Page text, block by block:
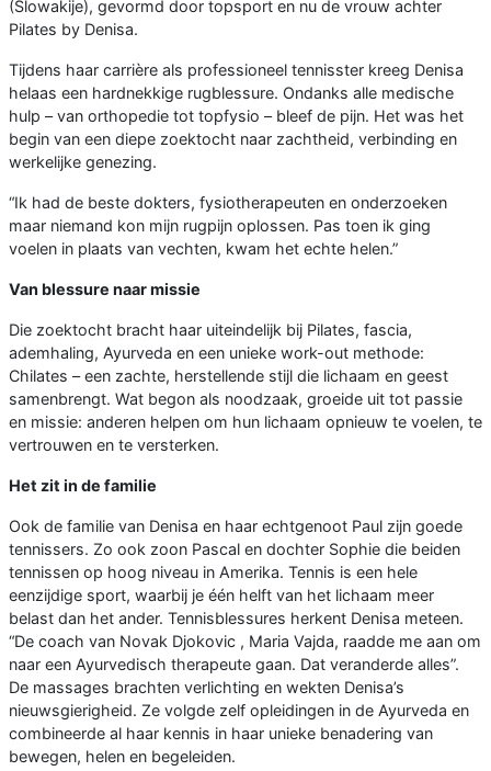
(Slowakije), gevormd door topsport en nu de vrouw achter
Pilates by Denisa.
Tijdens haar carrière als professioneel tennisster kreeg Denisa
helaas een hardnekkige rugblessure. Ondanks alle medische
hulp – van orthopedie tot topfysio – bleef de pijn. Het was het
begin van een diepe zoektocht naar zachtheid, verbinding en
werkelijke genezing.
“Ik had de beste dokters, fysiotherapeuten en onderzoeken
maar niemand kon mijn rugpijn oplossen. Pas toen ik ging
voelen in plaats van vechten, kwam het echte helen.”
Van blessure naar missie
Die zoektocht bracht haar uiteindelijk bij Pilates, fascia,
ademhaling, Ayurveda en een unieke work-out methode:
Chilates – een zachte, herstellende stijl die lichaam en geest
samenbrengt. Wat begon als noodzaak, groeide uit tot passie
en missie: anderen helpen om hun lichaam opnieuw te voelen, te
vertrouwen en te versterken.
Het zit in de familie
Ook de familie van Denisa en haar echtgenoot Paul zijn goede
tennissers. Zo ook zoon Pascal en dochter Sophie die beiden
tennissen op hoog niveau in Amerika. Tennis is een hele
eenzijdige sport, waarbij je één helft van het lichaam meer
belast dan het ander. Tennisblessures herkent Denisa meteen.
“De coach van Novak Djokovic , Maria Vajda, raadde me aan om
naar een Ayurvedisch therapeute gaan. Dat veranderde alles”.
De massages brachten verlichting en wekten Denisa’s
nieuwsgierigheid. Ze volgde zelf opleidingen in de Ayurveda en
combineerde al haar kennis in haar unieke benadering van
bewegen, helen en begeleiden.